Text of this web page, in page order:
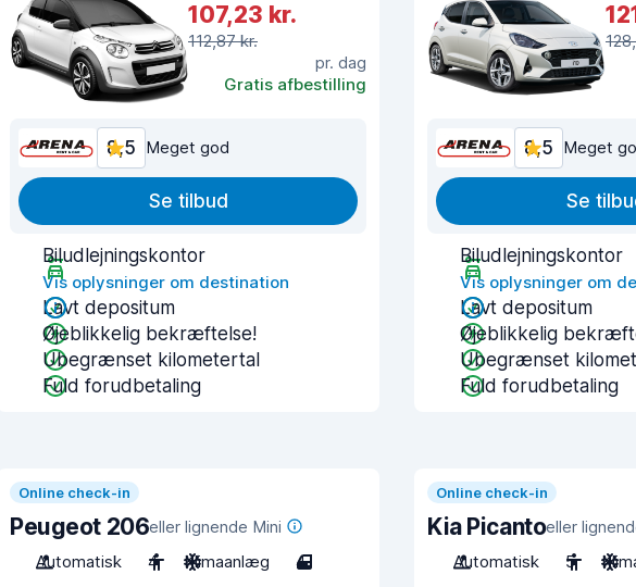
107,23 kr.
112,87 kr.
pr. dag
Gratis afbestilling
8,5 Meget god
Se tilbud
Biludlejningskontor
Vis oplysninger om destination
Lavt depositum
Øjeblikkelig bekræftelse!
Ubegrænset kilometertal
Fuld forudbetaling
8,5 Meget
Se
Biludlejningskontor
Vis oplysninger om
Lavt depositum
Øjeblikkelig
Ubegrænset
Fuld forudbetaling
Online check-in
Peugeot 206eller lignende Mini
Automatisk
4 Klimaanlæg 4
Online check-in
Kia Picantoeller
Automatisk
5